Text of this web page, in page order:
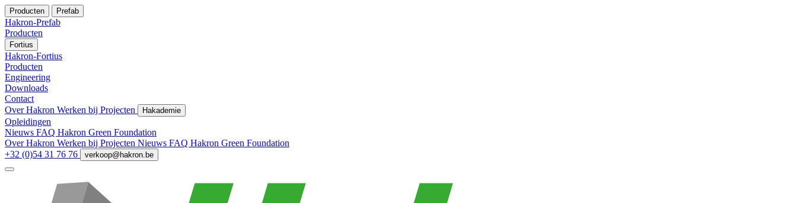
Producten Prefab
Hakron-Prefab
Producten
Fortius
Hakron-Fortius
Producten
Engineering
Downloads
Contact
Over Hakron Werken bij Projecten Hakademie
Opleidingen
Nieuws FAQ Hakron Green Foundation
Over Hakron Werken bij Projecten Nieuws FAQ Hakron Green Foundation
+32 (0)54 31 76 76
verkoop@hakron.be